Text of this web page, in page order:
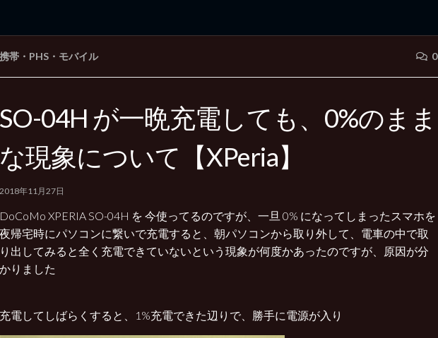
日記 3rd Edition
携帯・PHS・モバイル 0
SO-04H が一晩充電しても、0%のまま
な現象について【XPeria】
2018年11月27日
DoCoMo XPERIA SO-04H を 今使ってるのですが、一旦 0% になってしまったスマホを
夜帰宅時にパソコンに繋いで充電すると、朝パソコンから取り外して、電車の中で取
り出してみると全く充電できていないという現象が何度かあったのですが、原因が分
かりました
充電してしばらくすると、1%充電できた辺りで、勝手に電源が入り